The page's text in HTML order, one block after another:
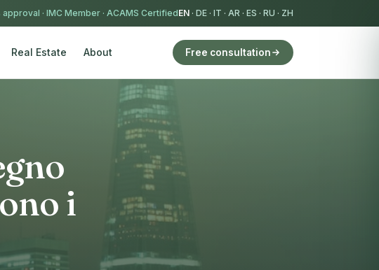
· IMC Member · ACAMS CertifiedEN · DE · IT · AR · ES · RU · ZH
Real Estate About Free consultation
i